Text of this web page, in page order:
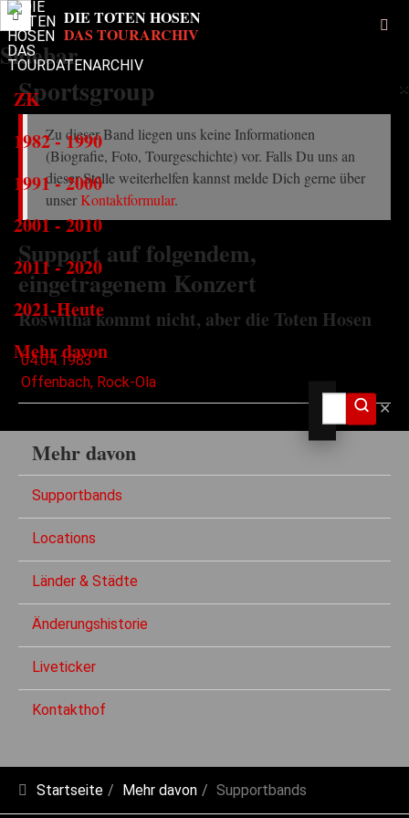
Sidebar
×
ZK
1982 - 1990
1991 - 2000
2001 - 2010
2011 - 2020
2021-Heute
Mehr davon
✕
Sportsgroup
Zu dieser Band liegen uns keine Informationen
(Biografie, Foto, Tourgeschichte) vor. Falls Du uns an
dieser Stelle weiterhelfen kannst melde Dich gerne über
unser Kontaktformular.
Support auf folgendem,
eingetragenem Konzert
Roswitha kommt nicht, aber die Toten Hosen
04.04.1983
Offenbach, Rock-Ola
Mehr davon
Supportbands
Locations
Länder & Städte
Änderungshistorie
Liveticker
Kontakthof
Startseite Mehr davon Supportbands